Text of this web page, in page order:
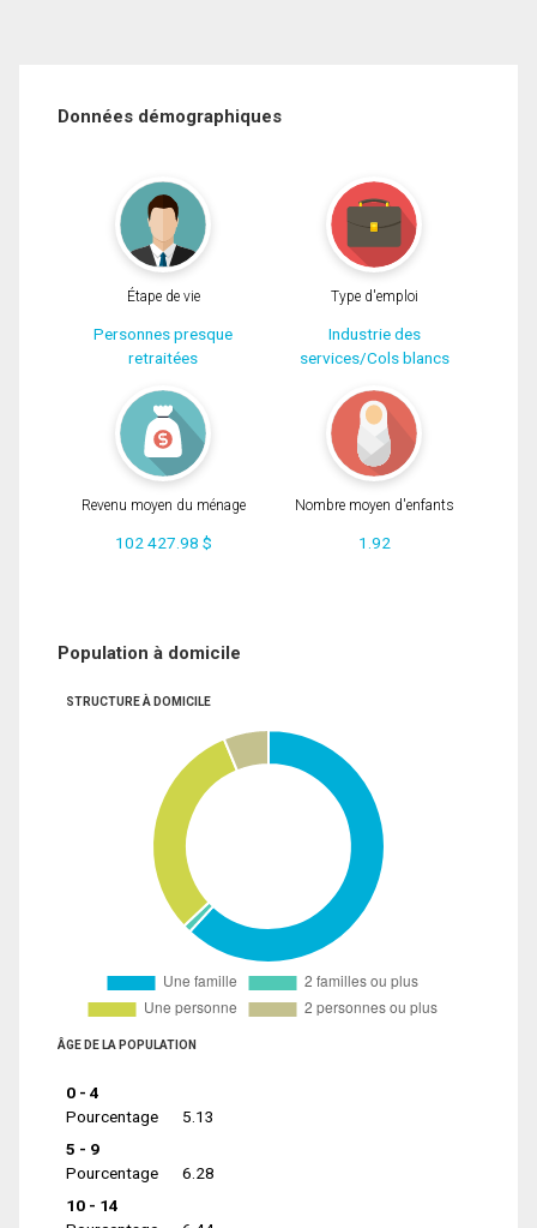
Données démographiques
Étape de vie
Personnes presque
retraitées
Type d'emploi
Industrie des
services/Cols blancs
Revenu moyen du ménage
102 427.98 $
Nombre moyen d'enfants
1.92
Population à domicile
STRUCTURE À DOMICILE
ÂGE DE LA POPULATION
0 - 4
Pourcentage
5.13
5 - 9
Pourcentage
6.28
10 - 14